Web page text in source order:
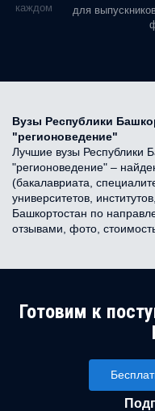
в каждом
для
Вузы Республики
"регионоведение"
Лучшие вузы Республики
"регионоведение" –
(бакалавриата,
университетов,
Башкортостан по
отзывами, фото,
Готовим к